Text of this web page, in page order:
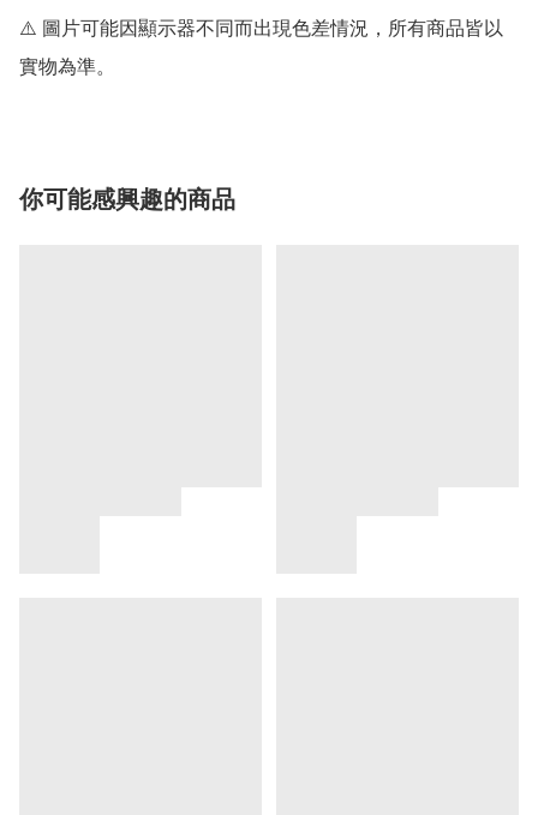
⚠️ 圖片可能因顯示器不同而出現色差情況，所有商品皆以
實物為準。
你可能感興趣的商品